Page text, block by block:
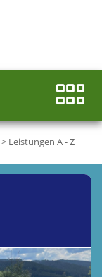
> Leistungen A - Z